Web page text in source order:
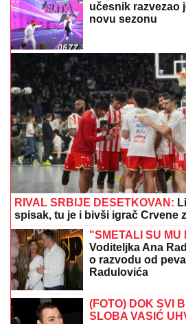
BIVŠI RIJALITI PAR PRODAJE
ULOŽILI 200.000 EVRASagradili
pokrenuli biznis, a sada im hitno
razlog prodaje"
VERICA
PRAVE BAZEN U
Imanje vredi
snimak iz
izvodi radove
DRAMA U CRNOJ
sa suprugom
skroz UNIŠTEN:
pevačica donela